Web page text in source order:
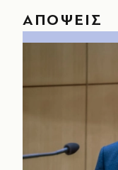
ΑΠΟΨΕΙΣ